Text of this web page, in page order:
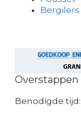
Bergilers
Benodigde tijd: